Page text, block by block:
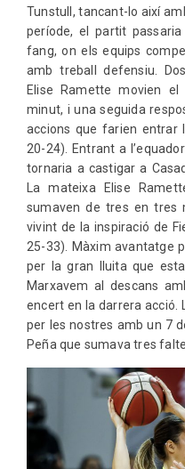
Tunstull, tancant-lo així
període, el partit
fang, on els equips
amb treball defensiu.
Elise Ramette movien
minut, i una seguida
accions que farien entrar
20-24). Entrant a
tornaria a castigar a
La mateixa Elise
sumaven de tres en tres
vivint de la inspiració de
25-33). Màxim avantatge
per la gran lluita que
Marxavem al descans
encert en la darrera acció.
per les nostres amb un 7
Peña que sumava tres